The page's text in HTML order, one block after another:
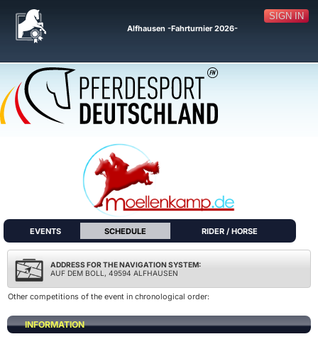
SIGN IN
Alfhausen -Fahrturnier 2026-
EVENTS SCHEDULE RIDER / HORSE
ADDRESS FOR THE NAVIGATION SYSTEM:
AUF DEM BOLL, 49594 ALFHAUSEN
Other competitions of the event in chronological order:
INFORMATION